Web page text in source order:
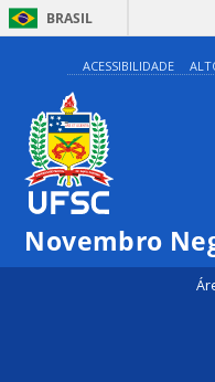
BRASIL
ACESSIBILIDADE
Novembro